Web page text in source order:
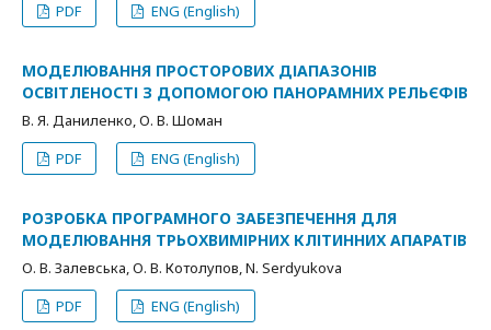
PDF
ENG (English)
МОДЕЛЮВАННЯ ПРОСТОРОВИХ ДІАПАЗОНІВ
ОСВІТЛЕНОСТІ З ДОПОМОГОЮ ПАНОРАМНИХ РЕЛЬЄФІВ
В. Я. Даниленко, О. В. Шоман
PDF
ENG (English)
РОЗРОБКА ПРОГРАМНОГО ЗАБЕЗПЕЧЕННЯ ДЛЯ
МОДЕЛЮВАННЯ ТРЬОХВИМІРНИХ КЛІТИННИХ АПАРАТІВ
О. В. Залевська, О. В. Котолупов, N. Serdyukova
PDF
ENG (English)